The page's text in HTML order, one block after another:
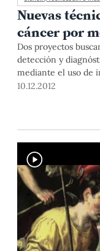
Nuevas
cáncer por
Dos proyectos
detección y
mediante el uso de
10.12.2012